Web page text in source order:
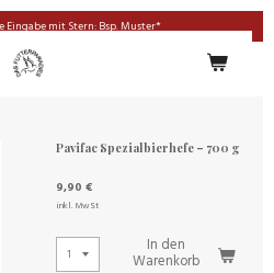
Eingabe mit Stern: Bsp. Muster*
Pavifac Spezialbierhefe – 700 g
9,90 €
inkl. MwSt
In den
Warenkorb